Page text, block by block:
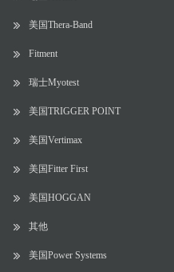
美国Thera-Band
Fitment
瑞士Myotest
美国TRIGGER POINT
美国Vertimax
美国Fitter First
美国HOGGAN
其他
美国Power Systems